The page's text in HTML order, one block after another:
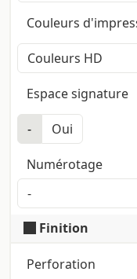
Couleurs
Impression en
CMJN High
pantones
Espace signature
- Oui
Couleur
cm. La
panneau
Numérotage
Finition
Perforation